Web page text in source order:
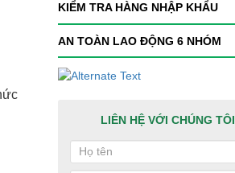
KIỂM TRA HÀNG NHẬP KHẨU
AN TOÀN LAO ĐỘNG 6 NHÓM
LIÊN HỆ VỚI CHÚNG TÔI